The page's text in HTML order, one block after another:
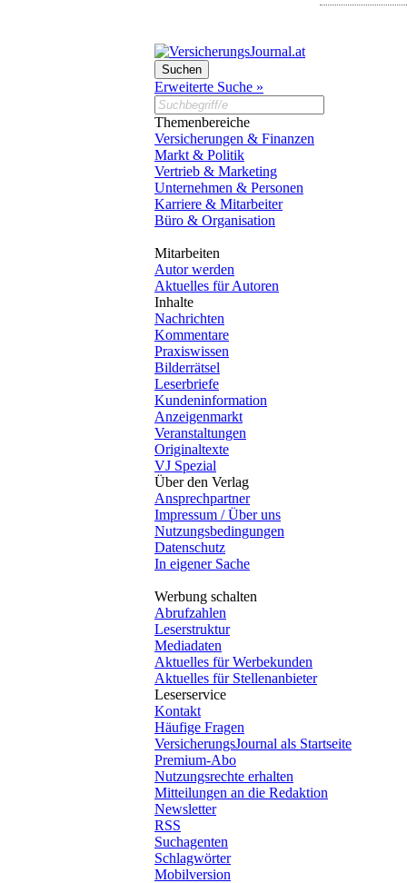
Erweiterte Suche »
Themenbereiche
Versicherungen & Finanzen
Markt & Politik
Vertrieb & Marketing
Unternehmen & Personen
Karriere & Mitarbeiter
Büro & Organisation
Mitarbeiten
Autor werden
Aktuelles für Autoren
Inhalte
Nachrichten
Kommentare
Praxiswissen
Bilderrätsel
Leserbriefe
Kundeninformation
Anzeigenmarkt
Veranstaltungen
Originaltexte
VJ Spezial
Über den Verlag
Ansprechpartner
Impressum / Über uns
Nutzungsbedingungen
Datenschutz
In eigener Sache
Werbung schalten
Abrufzahlen
Leserstruktur
Mediadaten
Aktuelles für Werbekunden
Aktuelles für Stellenanbieter
Leserservice
Kontakt
Häufige Fragen
VersicherungsJournal als Startseite
Premium-Abo
Nutzungsrechte erhalten
Mitteilungen an die Redaktion
Newsletter
RSS
Suchagenten
Schlagwörter
Mobilversion